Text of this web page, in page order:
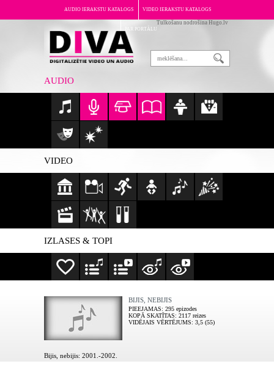
AUDIO IERAKSTU KATALOGS VIDEO IERAKSTU KATALOGS
PAR PORTĀLU
Tulkošanu nodrošina Hugo.lv
AUDIO
VIDEO
IZLASES & TOPI
BIJIS, NEBIJIS
PIEEJAMAS: 295 epizodes
KOPĀ SKATĪTAS: 2117 reizes
VIDĒJAIS VĒRTĒJUMS: 3,5 (55)
Bijis, nebijis: 2001.-2002.